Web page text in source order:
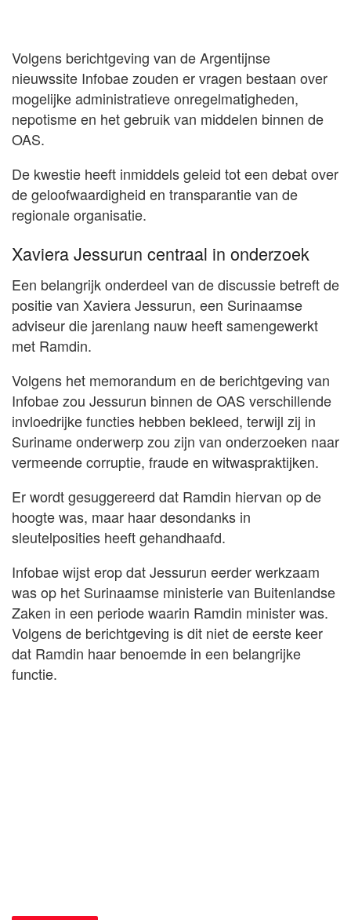
Volgens berichtgeving van de Argentijnse
nieuwssite Infobae zouden er vragen bestaan over
mogelijke administratieve onregelmatigheden,
nepotisme en het gebruik van middelen binnen de
OAS.
De kwestie heeft inmiddels geleid tot een debat over
de geloofwaardigheid en transparantie van de
regionale organisatie.
Xaviera Jessurun centraal in onderzoek
Een belangrijk onderdeel van de discussie betreft de
positie van Xaviera Jessurun, een Surinaamse
adviseur die jarenlang nauw heeft samengewerkt
met Ramdin.
Volgens het memorandum en de berichtgeving van
Infobae zou Jessurun binnen de OAS verschillende
invloedrijke functies hebben bekleed, terwijl zij in
Suriname onderwerp zou zijn van onderzoeken naar
vermeende corruptie, fraude en witwaspraktijken.
Er wordt gesuggereerd dat Ramdin hiervan op de
hoogte was, maar haar desondanks in
sleutelposities heeft gehandhaafd.
Infobae wijst erop dat Jessurun eerder werkzaam
was op het Surinaamse ministerie van Buitenlandse
Zaken in een periode waarin Ramdin minister was.
Volgens de berichtgeving is dit niet de eerste keer
dat Ramdin haar benoemde in een belangrijke
functie.